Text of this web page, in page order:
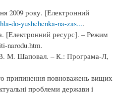
2009 року. [Електронний
do-yushchenka-na-zas....
ресурс]. – Режим
narodu.htm.
В. М. Шаповал. – К.: Програма-Л,
припинення повноважень вищих
проблеми держави і